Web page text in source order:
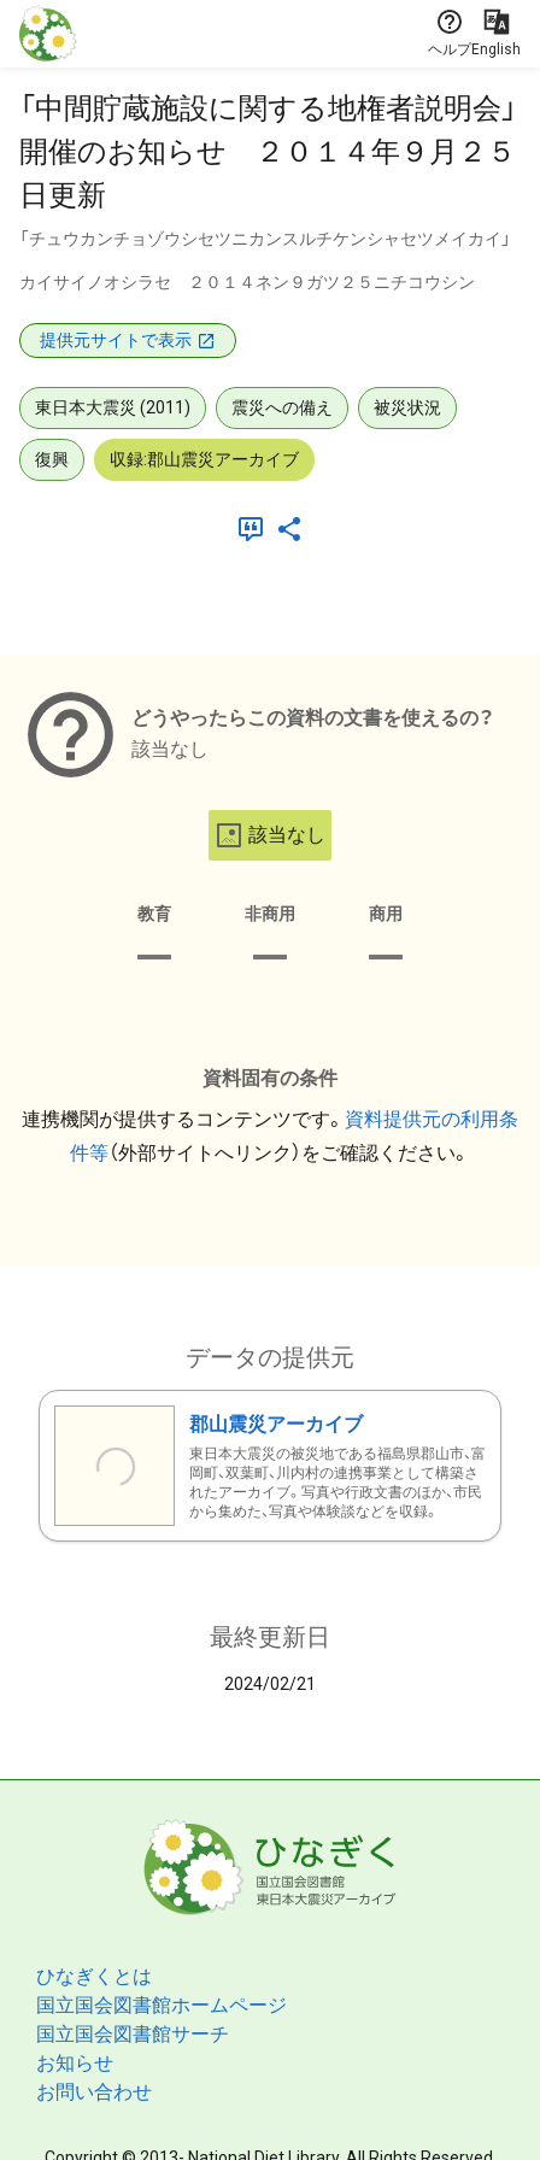
本文に飛ぶ
ヘルプEnglish
「中間貯蔵施設に関する地権者説明会」
開催のお知らせ ２０１４年９月２５
日更新
「チュウカンチョゾウシセツニカンスルチケンシャセツメイカイ」
カイサイノオシラセ ２０１４ネン９ガツ２５ニチコウシン
提供元サイトで表示
東日本大震災 (2011) 震災への備え 被災状況
復興 収録:郡山震災アーカイブ
どうやったらこの資料の文書を使えるの？
該当なし
該当なし
教育 非商用 商用
資料固有の条件
連携機関が提供するコンテンツです。 資料提供元の利用条
件等（外部サイトへリンク）をご確認ください。
データの提供元
郡山震災アーカイブ
東日本大震災の被災地である福島県郡山市、富
岡町、双葉町、川内村の連携事業として構築さ
れたアーカイブ。写真や行政文書のほか、市民
から集めた、写真や体験談などを収録。
最終更新日
2024/02/21
ひなぎくとは
国立国会図書館ホームページ
国立国会図書館サーチ
お知らせ
お問い合わせ